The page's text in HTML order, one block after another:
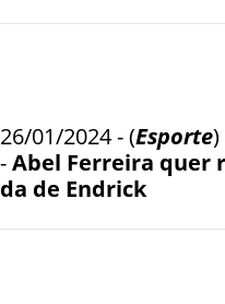
26/01/2024 - (Esporte)
-Abel Ferreira quer
da de Endrick